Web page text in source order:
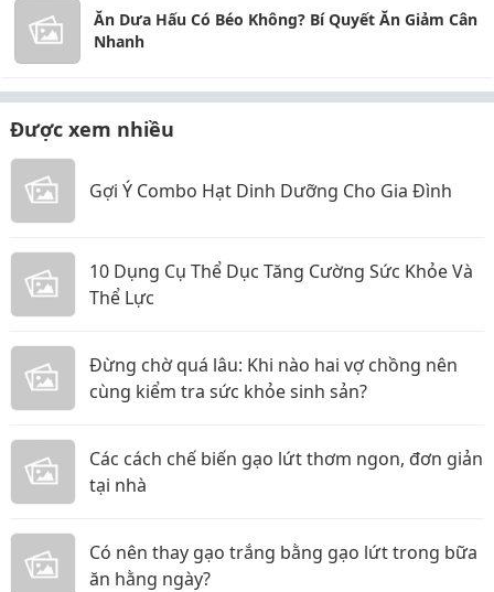
Ăn Dưa Hấu Có Béo Không? Bí Quyết Ăn Giảm Cân
Nhanh
Được xem nhiều
Gợi Ý Combo Hạt Dinh Dưỡng Cho Gia Đình
10 Dụng Cụ Thể Dục Tăng Cường Sức Khỏe Và
Thể Lực
Đừng chờ quá lâu: Khi nào hai vợ chồng nên
cùng kiểm tra sức khỏe sinh sản?
Các cách chế biến gạo lứt thơm ngon, đơn giản
tại nhà
Có nên thay gạo trắng bằng gạo lứt trong bữa
ăn hằng ngày?